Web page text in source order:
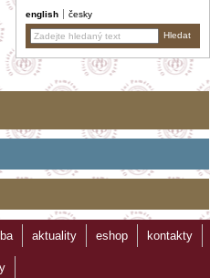
english česky
aktuality eshop kontakty